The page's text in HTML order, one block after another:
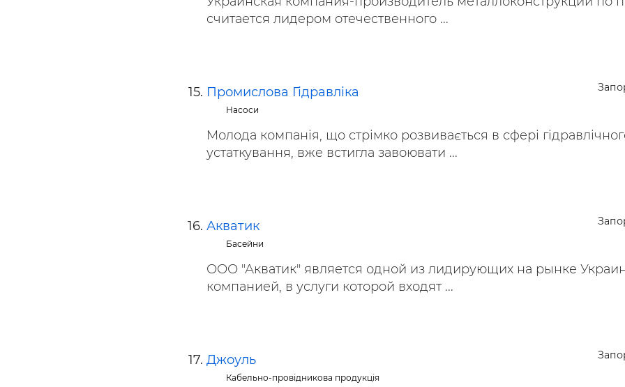
считается лидером отечественного ...
Промислова Гідравліка
Насоси
Молода компанія, що стрімко розвивається в сфері
устаткування, вже встигла завоювати ...
Акватик
Басейни
ООО "Акватик" является одной из лидирующих на рынке
компанией, в услуги которой входят ...
Джоуль
Кабельно-провідникова продукція